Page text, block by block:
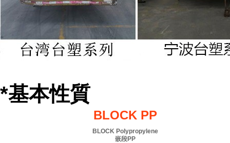
*基本性質
BLOCK PP
BLOCK Polypropylene
嵌段PP